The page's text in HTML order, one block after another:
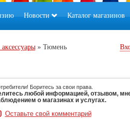
Новости Каталог магазинов
» Тюмень
Боритесь за свои права.
любой информацией, отзывом,
о магазинах и услугах.
Оставьте свой комментарий